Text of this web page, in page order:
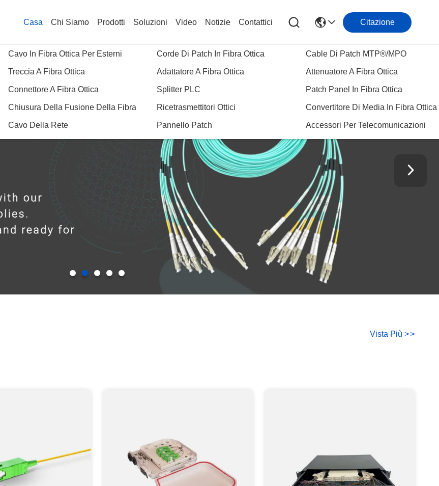
Casa Chi Siamo Prodotti
Cavo In Fibra Ottica Per Esterni Corde Di Patch In Fibra Ottica Cable Di Patch MTP®/MPO
Treccia A Fibra Ottica Adattatore A Fibra Ottica Attenuatore A Fibra Ottica
Connettore A Fibra Ottica Splitter PLC Patch Panel In Fibra Ottica
Chiusura Della Fusione Della Fibra Ricetrasmettitori Ottici Convertitore Di Media In Fibra Ottica
Cavo Della Rete Pannello Patch Accessori Per Telecomunicazioni
Soluzioni Video Notizie Contattici Citazione
Vista Più >>